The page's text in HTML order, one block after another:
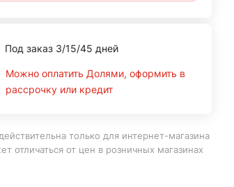
Под заказ 3/15/45 дней
Можно оплатить Долями, оформить в
рассрочку или кредит
только для интернет-магазина
отличаться от цен в розничных магазинах